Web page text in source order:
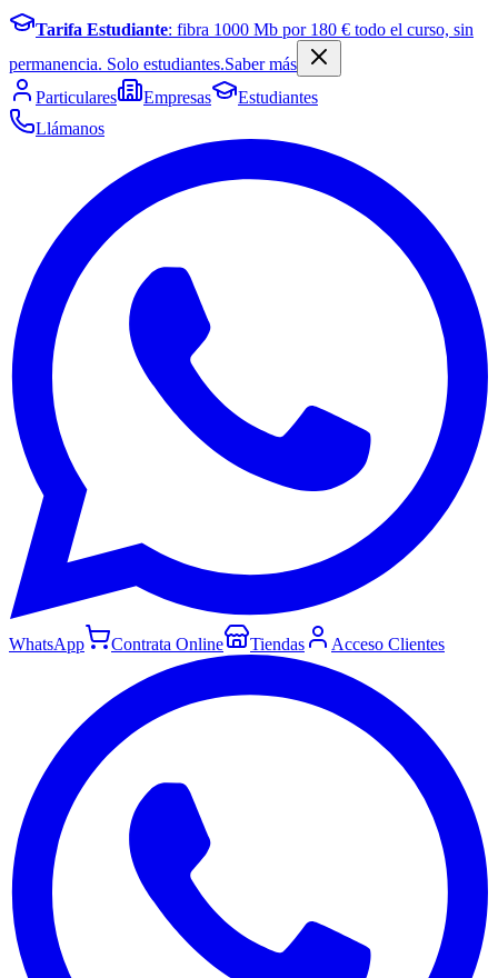
Tarifa Estudiante: fibra 1000 Mb por 180 € todo el curso, sin
permanencia. Solo estudiantes.Saber más
Particulares
Empresas
Estudiantes
Llámanos
WhatsApp Contrata Online Tiendas Acceso Clientes